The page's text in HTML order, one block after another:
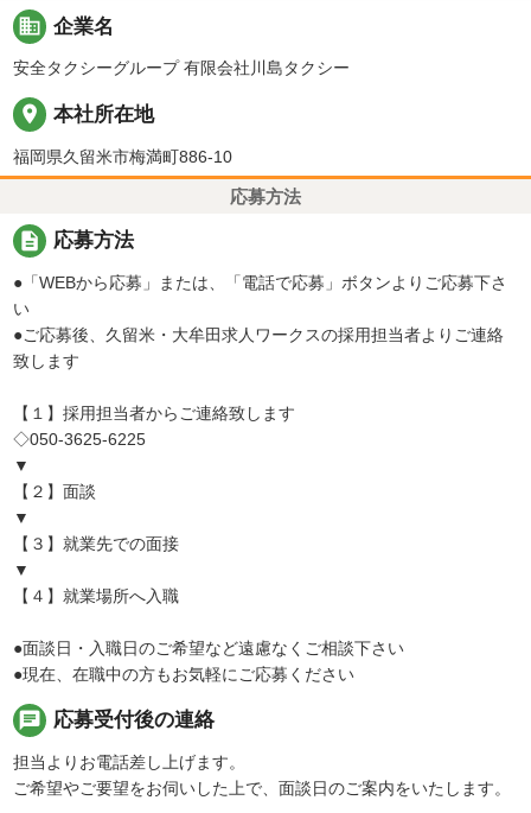
business 企業名
安全タクシーグループ 有限会社川島タクシー
place 本社所在地
福岡県久留米市梅満町886-10
応募方法
description 応募方法
●「WEBから応募」または、「電話で応募」ボタンよりご応募下さ
い
●ご応募後、久留米・大牟田求人ワークスの採用担当者よりご連絡
致します
【１】採用担当者からご連絡致します
◇050-3625-6225
▼
【２】面談
▼
【３】就業先での面接
▼
【４】就業場所へ入職
●面談日・入職日のご希望など遠慮なくご相談下さい
●現在、在職中の方もお気軽にご応募ください
chat 応募受付後の連絡
担当よりお電話差し上げます。
ご希望やご要望をお伺いした上で、面談日のご案内をいたします。